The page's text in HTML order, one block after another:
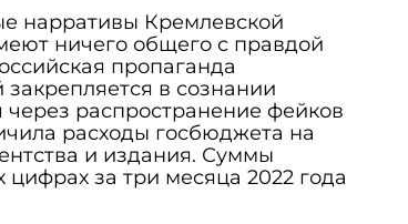
нарративы Кремлевской
ничего общего с правдой
пропаганда
в сознании
распространение фейков
расходы госбюджета на
и издания. Суммы
за три месяца 2022 года